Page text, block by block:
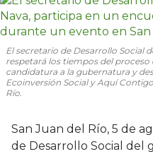
El secretario de Desarrollo Social
respetará los tiempos del
candidatura a la gubernatura y
Ecoinversión Social y Aquí
Río.
San Juan del Río, 5 de
de Desarrollo Social del